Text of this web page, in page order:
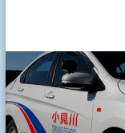
習
所
事
故
ゼ